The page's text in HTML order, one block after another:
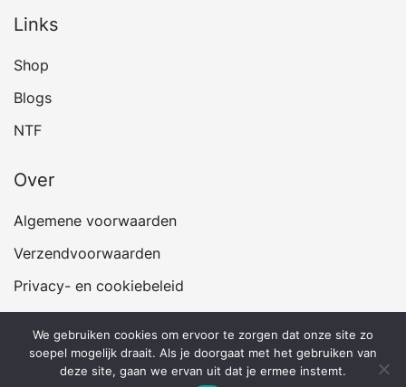
Links
Shop
Blogs
NTF
Over
Algemene voorwaarden
Verzendvoorwaarden
Privacy- en cookiebeleid
We gebruiken cookies om ervoor te zorgen dat onze site zo
soepel mogelijk draait. Als je doorgaat met het gebruiken van
deze site, gaan we ervan uit dat je ermee instemt.